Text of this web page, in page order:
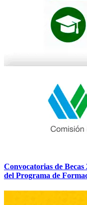
Convocatorias de Becas
del Programa de